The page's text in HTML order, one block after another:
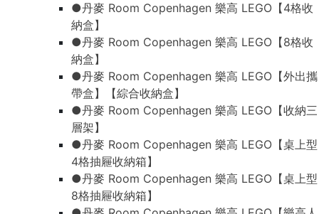
●丹麥 Room Copenhagen 樂高 LEGO【4格收
納盒】
●丹麥 Room Copenhagen 樂高 LEGO【8格收
納盒】
●丹麥 Room Copenhagen 樂高 LEGO【外出攜
帶盒】【綜合收納盒】
●丹麥 Room Copenhagen 樂高 LEGO【收納三
層架】
●丹麥 Room Copenhagen 樂高 LEGO【桌上型
4格抽屜收納箱】
●丹麥 Room Copenhagen 樂高 LEGO【桌上型
8格抽屜收納箱】